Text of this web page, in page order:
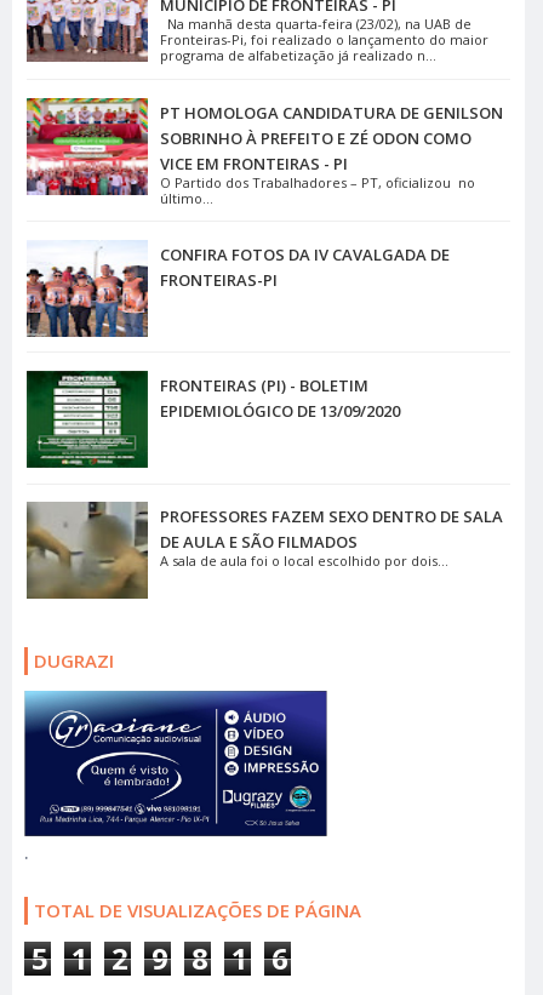
MUNICIPIO DE FRONTEIRAS - PI
Na manhã desta quarta-feira (23/02), na UAB de
Fronteiras-Pi, foi realizado o lançamento do maior
programa de alfabetização já realizado n...
PT HOMOLOGA CANDIDATURA DE GENILSON
SOBRINHO À PREFEITO E ZÉ ODON COMO
VICE EM FRONTEIRAS - PI
O Partido dos Trabalhadores – PT, oficializou no
último...
CONFIRA FOTOS DA IV CAVALGADA DE
FRONTEIRAS-PI
FRONTEIRAS (PI) - BOLETIM
EPIDEMIOLÓGICO DE 13/09/2020
PROFESSORES FAZEM SEXO DENTRO DE SALA
DE AULA E SÃO FILMADOS
A sala de aula foi o local escolhido por dois...
DUGRAZI
.
TOTAL DE VISUALIZAÇÕES DE PÁGINA
5 1 2 9 8 1 6